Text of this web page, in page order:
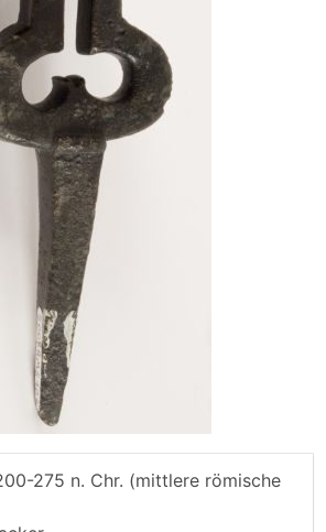
275 n. Chr. (mittlere römische